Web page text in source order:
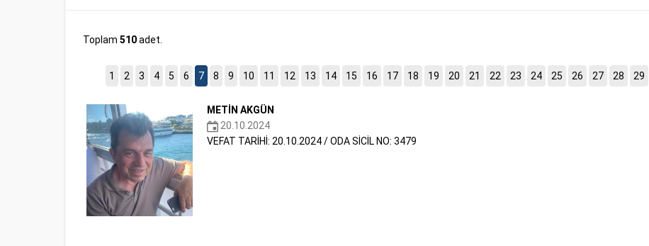
Toplam 510adet.
1 2 3 4 5 6 7 8 9 10 11 12 13 14 15 16 17 18 19 20 21 22 23 24 25 26 27 28 29
METİN AKGÜN
20.10.2024
VEFAT TARİHİ: 20.10.2024 / ODA SİCİL NO: 3479